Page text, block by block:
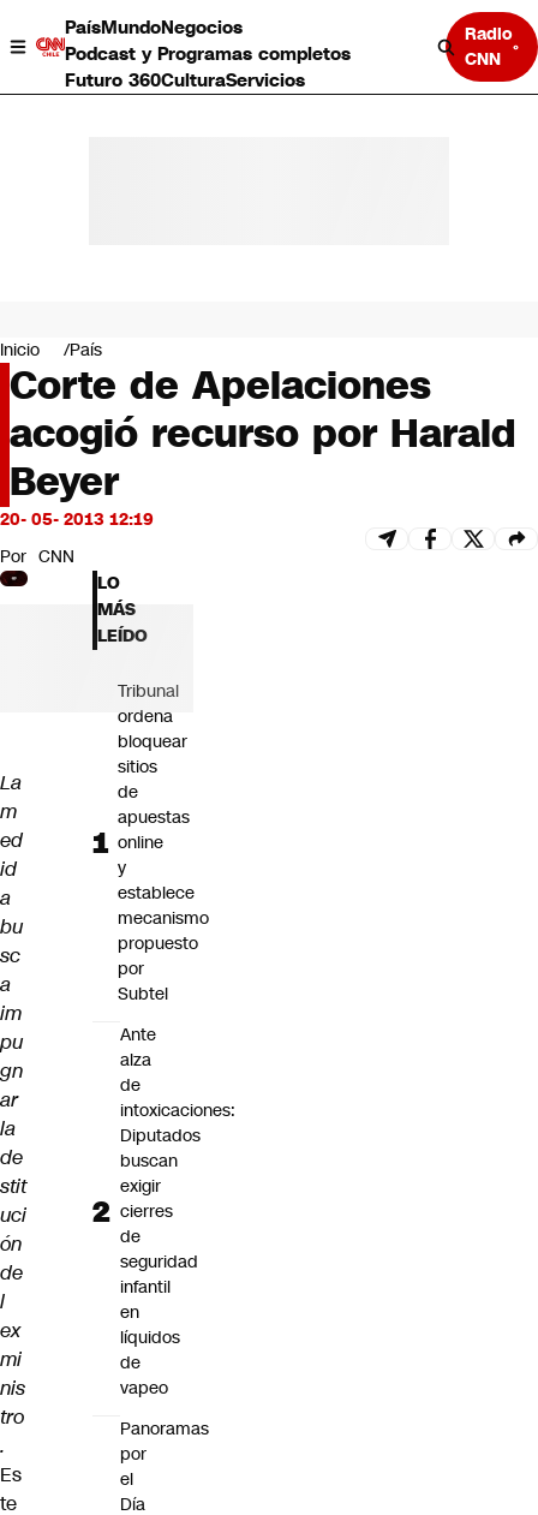
PaísMundoNegocios
Podcast y Programas completos
Futuro 360CulturaServicios
Radio
CNN
Negocios
Deportes
Programas completos
Cultura
Servicios
Bits
CNN Data
CNN tiempo
Futuro 360
Opinión
Inicio País
Corte de Apelaciones
acogió recurso por Harald
Beyer
20- 05- 2013 12:19
Por CNN
La
m
ed
id
a
bu
sc
a
im
pu
gn
ar
la
de
stit
uci
ón
de
l
ex
mi
nis
tro
.
Es
te
LO
MÁS
LEÍDO
Tribunal
ordena
bloquear
sitios
de
apuestas
online
y
establece
mecanismo
propuesto
por
Subtel
Ante
alza
de
intoxicaciones:
Diputados
buscan
exigir
cierres
de
seguridad
infantil
en
líquidos
de
vapeo
Panoramas
por
el
Día